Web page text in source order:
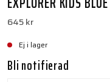
645 kr
Ej i lager
Bli notifierad